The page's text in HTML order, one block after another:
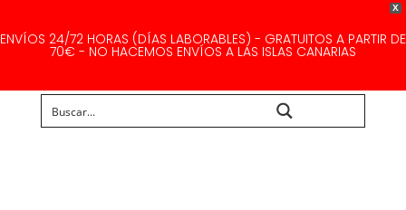
X
ENVÍOS 24/72 HORAS (DÍAS LABORABLES) - GRATUITOS A PARTIR DE
70€ - NO HACEMOS ENVÍOS A LAS ISLAS CANARIAS